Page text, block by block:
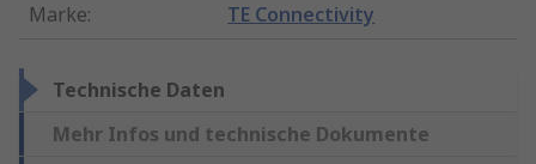
Marke: TE Connectivity
Technische Daten
Mehr Infos und technische Dokumente